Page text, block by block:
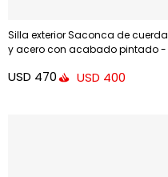
Silla exterior Saconca de cuerda
y acero con acabado pintado -
USD 470 USD 400